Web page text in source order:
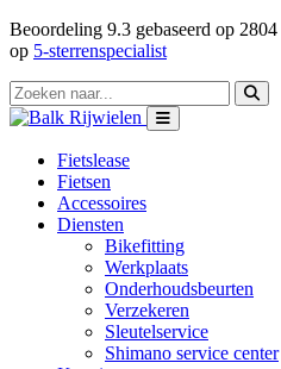
Beoordeling 9.3 gebaseerd op 2804
op 5-sterrenspecialist
Fietslease
Fietsen
Accessoires
Diensten
Bikefitting
Werkplaats
Onderhoudsbeurten
Verzekeren
Sleutelservice
Shimano service center